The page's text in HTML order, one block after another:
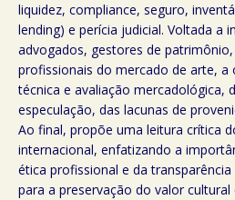
liquidez, compliance, seguro,
lending) e perícia judicial. Voltada a
advogados, gestores de
profissionais do mercado de arte, a
técnica e avaliação mercadológica,
especulação, das lacunas de
Ao final, propõe uma leitura crítica
internacional, enfatizando a
ética profissional e da
para a preservação do valor